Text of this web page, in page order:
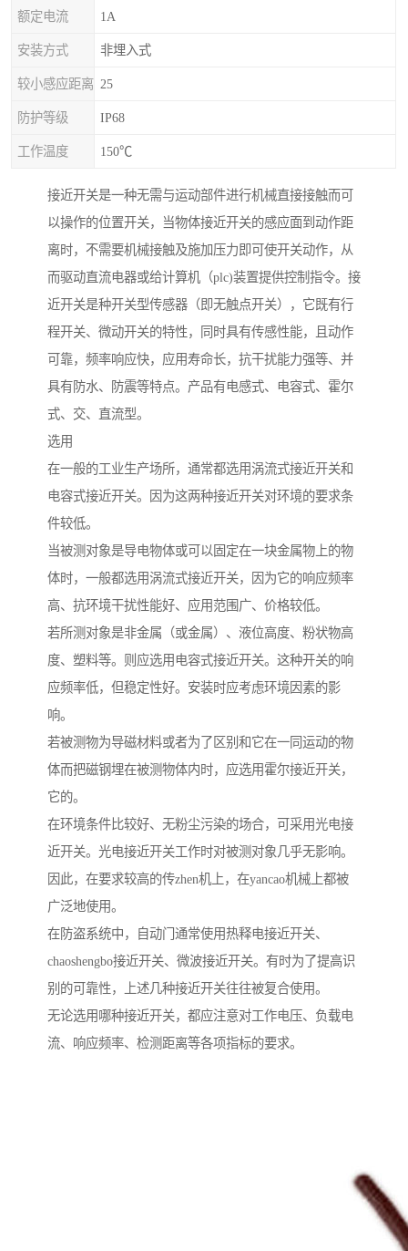
额定电流 1A
安装方式 非埋入式
较小感应距离 25
防护等级 IP68
工作温度 150℃
接近开关是一种无需与运动部件进行机械直接接触而可
以操作的位置开关，当物体接近开关的感应面到动作距
离时，不需要机械接触及施加压力即可使开关动作，从
而驱动直流电器或给计算机（plc)装置提供控制指令。接
近开关是种开关型传感器（即无触点开关），它既有行
程开关、微动开关的特性，同时具有传感性能，且动作
可靠，频率响应快，应用寿命长，抗干扰能力强等、并
具有防水、防震等特点。产品有电感式、电容式、霍尔
式、交、直流型。
选用
在一般的工业生产场所，通常都选用涡流式接近开关和
电容式接近开关。因为这两种接近开关对环境的要求条
件较低。
当被测对象是导电物体或可以固定在一块金属物上的物
体时，一般都选用涡流式接近开关，因为它的响应频率
高、抗环境干扰性能好、应用范围广、价格较低。
若所测对象是非金属（或金属）、液位高度、粉状物高
度、塑料等。则应选用电容式接近开关。这种开关的响
应频率低，但稳定性好。安装时应考虑环境因素的影
响。
若被测物为导磁材料或者为了区别和它在一同运动的物
体而把磁钢埋在被测物体内时，应选用霍尔接近开关，
它的。
在环境条件比较好、无粉尘污染的场合，可采用光电接
近开关。光电接近开关工作时对被测对象几乎无影响。
因此，在要求较高的传zhen机上，在yancao机械上都被
广泛地使用。
在防盗系统中，自动门通常使用热释电接近开关、
chaoshengbo接近开关、微波接近开关。有时为了提高识
别的可靠性，上述几种接近开关往往被复合使用。
无论选用哪种接近开关，都应注意对工作电压、负载电
流、响应频率、检测距离等各项指标的要求。